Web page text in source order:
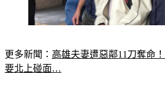
更多新聞：高雄夫妻遭惡鄰11刀奪命